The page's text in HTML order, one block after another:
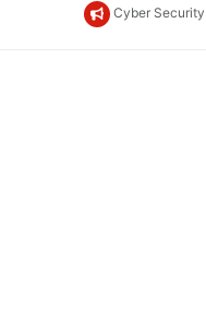
Cyber